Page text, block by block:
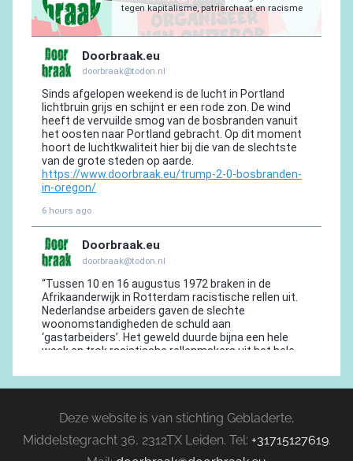
Deze website is van stichting Gebladerte,
Middelstegracht 36, 2312TX Leiden. Tel: +31715127619.